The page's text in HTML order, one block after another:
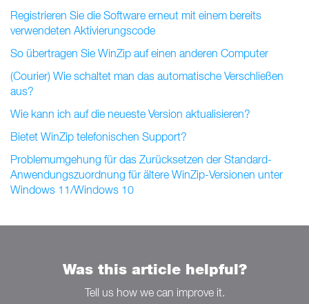
Registrieren Sie die Software erneut mit einem bereits
verwendeten Aktivierungscode
So übertragen Sie WinZip auf einen anderen Computer
(Courier) Wie schaltet man das automatische Verschließen
aus?
Wie kann ich auf die neueste Version aktualisieren?
Bietet WinZip telefonischen Support?
Problemumgehung für das Zurücksetzen der Standard-
Anwendungszuordnung für ältere WinZip-Versionen unter
Windows 11/Windows 10
Was this article helpful?
Tell us how we can improve it.